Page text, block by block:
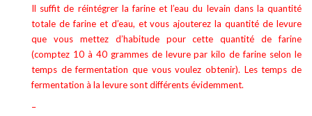
Il suffit de réintégrer la farine et l’eau du levain dans la quantité
totale de farine et d’eau, et vous ajouterez la quantité de levure
que vous mettez d’habitude pour cette quantité de farine
(comptez 10 à 40 grammes de levure par kilo de farine selon le
temps de fermentation que vous voulez obtenir). Les temps de
fermentation à la levure sont différents évidemment.
–